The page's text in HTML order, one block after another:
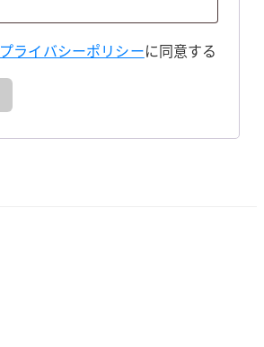
プライバシーポリシーに同意する